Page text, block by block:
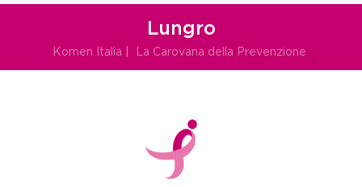
Lungro
Komen Italia La Carovana della Prevenzione